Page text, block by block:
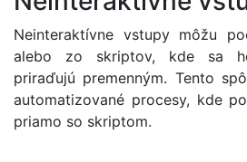
Neinteraktívne vstupy môžu
alebo zo skriptov, kde sa
priraďujú premenným. Tento
automatizované procesy, kde
priamo so skriptom.